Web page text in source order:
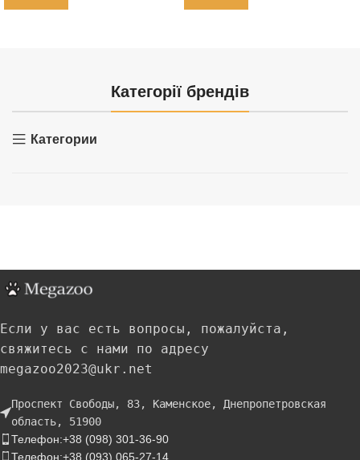
Категорії брендів
Категории
Если у вас есть вопросы, пожалуйста,
свяжитесь с нами по адресу
megazoo2023@ukr.net
Проспект Свободы, 83, Каменское, Днепропетровская
область, 51900
Телефон:+38 (098) 301-36-90
Телефон:+38 (093) 065-27-14